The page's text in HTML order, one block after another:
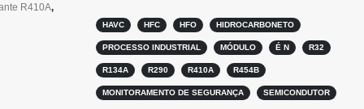
R410A,
HAVC HFC HFO HIDROCARBONETO
PROCESSO INDUSTRIAL MÓDULO É N R32
R134A R290 R410A R454B
MONITORAMENTO DE SEGURANÇA SEMICONDUTOR